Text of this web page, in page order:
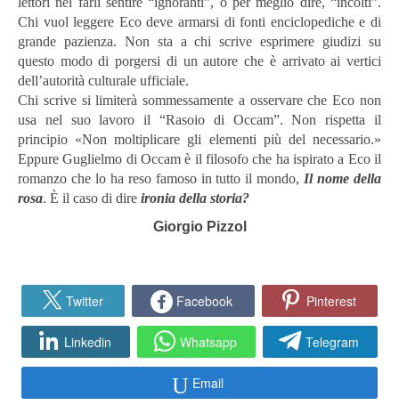
Chi vuol leggere Eco deve armarsi di fonti enciclopediche e di
grande pazienza. Non sta a chi scrive esprimere giudizi su
questo modo di porgersi di un autore che è arrivato ai vertici
dell’autorità culturale ufficiale.
Chi scrive si limiterà sommessamente a osservare che Eco non
usa nel suo lavoro il “Rasoio di Occam”. Non rispetta il
principio «Non moltiplicare gli elementi più del necessario.»
Eppure Guglielmo di Occam è il filosofo che ha ispirato a Eco il
romanzo che lo ha reso famoso in tutto il mondo,Il nome della
rosa. È il caso di dire ironia della storia?
Giorgio Pizzol
Twitter Facebook Pinterest
Linkedin Whatsapp Telegram
Email